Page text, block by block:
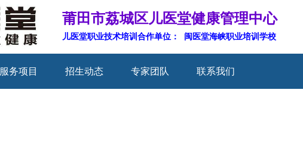
服务项目 招生动态 专家团队 联系我们
莆田市荔城区儿医堂健康管理中心
儿医堂职业技术培训合作单位： 闽医堂海峡职业培训学校